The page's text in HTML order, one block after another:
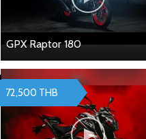
GPX Raptor 180
72,500 THB